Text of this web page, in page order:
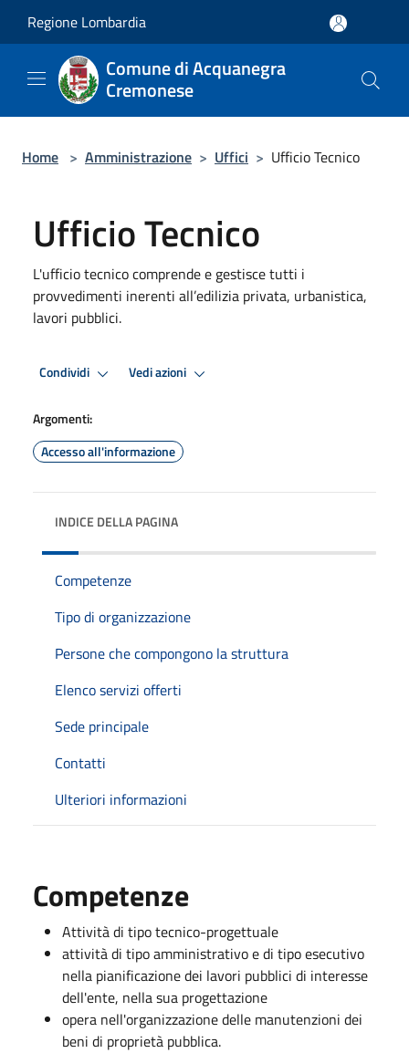
Regione Lombardia
Comune di Acquanegra
Cremonese
Home > Amministrazione > Uffici > Ufficio Tecnico
Ufficio Tecnico
L'ufficio tecnico comprende e gestisce tutti i
provvedimenti inerenti all’edilizia privata, urbanistica,
lavori pubblici.
Condividi Vedi azioni
Argomenti:
Accesso all'informazione
INDICE DELLA PAGINA
Competenze
Tipo di organizzazione
Persone che compongono la struttura
Elenco servizi offerti
Sede principale
Contatti
Ulteriori informazioni
Competenze
Attività di tipo tecnico-progettuale
attività di tipo amministrativo e di tipo esecutivo
nella pianificazione dei lavori pubblici di interesse
dell'ente, nella sua progettazione
opera nell'organizzazione delle manutenzioni dei
beni di proprietà pubblica.